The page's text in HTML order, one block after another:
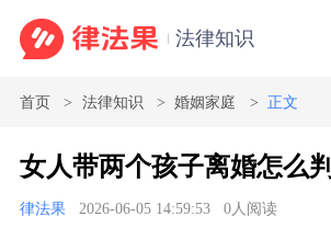
法律知识
首页 法律知识 婚姻家庭 正文
女人带两个孩子离婚怎么判
律法果 2026-06-05 14:59:53 0人阅读